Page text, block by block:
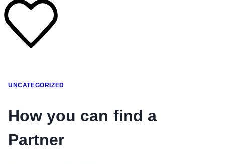
โทรศัพท์มือถือ
อุปกรณ์เสริมโทรศัพท์
สินค้าตามแบรนด์
UNCATEGORIZED
How you can find a
Partner